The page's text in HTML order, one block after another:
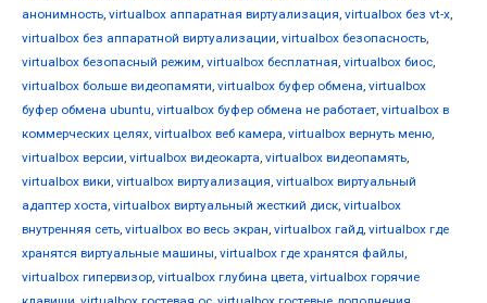
анонимность, virtualbox аппаратная виртуализация, virtualbox без vt-x,
virtualbox без аппаратной виртуализации, virtualbox безопасность,
virtualbox безопасный режим, virtualbox бесплатная, virtualbox биос,
virtualbox больше видеопамяти, virtualbox буфер обмена, virtualbox
буфер обмена ubuntu, virtualbox буфер обмена не работает, virtualbox в
коммерческих целях, virtualbox веб камера, virtualbox вернуть меню,
virtualbox версии, virtualbox видеокарта, virtualbox видеопамять,
virtualbox вики, virtualbox виртуализация, virtualbox виртуальный
адаптер хоста, virtualbox виртуальный жесткий диск, virtualbox
внутренняя сеть, virtualbox во весь экран, virtualbox гайд, virtualbox где
хранятся виртуальные машины, virtualbox где хранятся файлы,
virtualbox гипервизор, virtualbox глубина цвета, virtualbox горячие